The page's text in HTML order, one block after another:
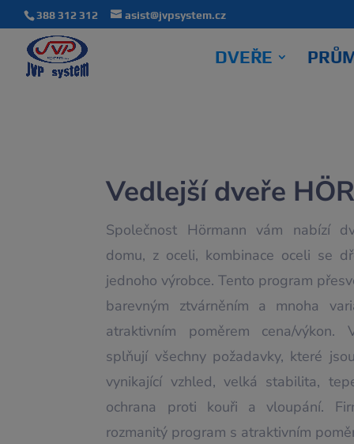
388 312 312 asist@jvpsystem.cz
DVEŘE
Vedlejší dveře
Společnost Hörmann vám nabízí
domu, z oceli, kombinace oceli se
jednoho výrobce. Tento program
barevným ztvárněním a mnoha
atraktivním poměrem cena/výkon.
splňují všechny požadavky, které
vynikající vzhled, velká stabilita,
ochrana proti kouři a vloupání.
rozmanitý program s atraktivním